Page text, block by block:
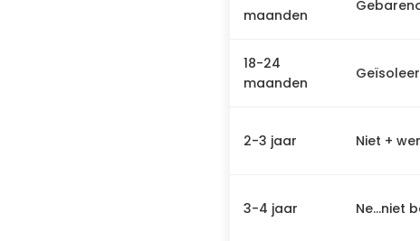
maanden
18-24
maanden
2-3 jaar Niet +
3-4 jaar Ne...niet